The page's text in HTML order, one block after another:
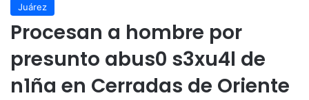
Juárez
Procesan a hombre por
presunto abus0 s3xu4l de
n1ña en Cerradas de Oriente